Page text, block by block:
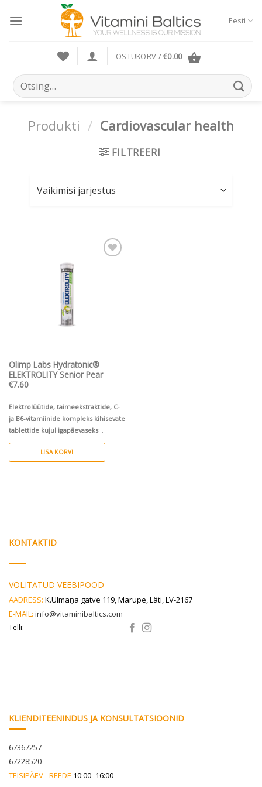
Eesti
OSTUKORV /€0.00
Otsi:
Produkti / Cardiovascular health
FILTREERI
Pievienot vēlmju
sarakstam
Olimp Labs Hydratonic®
ELEKTROLITY Senior Pear
€7.60
Elektrolüütide, taimeekstraktide, C-
ja B6-vitamiinide kompleks kihisevate
tablettide kujul igapäevaseks
kasutamiseks kiireks vedeliku- ja
elektrolüütide taastamiseks ning
südame-veresoonkonna
LISA KORVI
KONTAKTID
VOLITATUD VEEBIPOOD
AADRESS: K.Ulmaņa gatve 119, Marupe, Läti, LV-2167
E-MAIL: info@vitaminibaltics.com
Telli:
KLIENDITEENINDUS JA KONSULTATSIOONID
67367257
67228520
TEISIPÄEV - REEDE 10:00 -16:00